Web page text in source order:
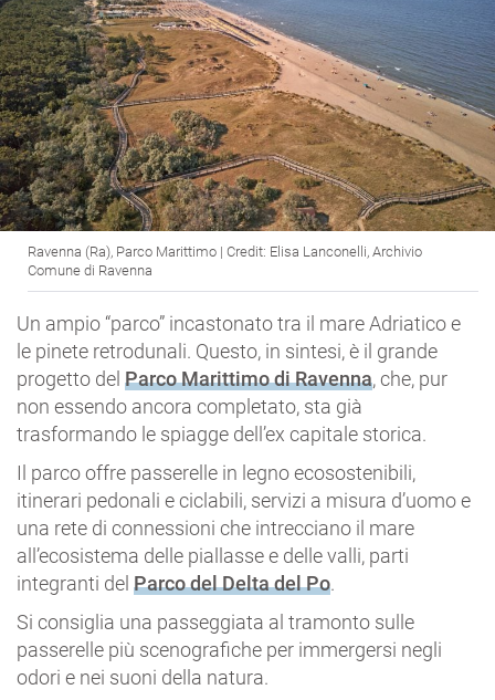
Ravenna (Ra), Parco Marittimo | Credit: Elisa Lanconelli, Archivio
Comune di Ravenna
Un ampio “parco” incastonato tra il mare Adriatico e
le pinete retrodunali. Questo, in sintesi, è il grande
progetto del Parco Marittimo di Ravenna, che, pur
non essendo ancora completato, sta già
trasformando le spiagge dell’ex capitale storica.
Il parco offre passerelle in legno ecosostenibili,
itinerari pedonali e ciclabili, servizi a misura d’uomo e
una rete di connessioni che intrecciano il mare
all’ecosistema delle piallasse e delle valli, parti
integranti del Parco del Delta del Po.
Si consiglia una passeggiata al tramonto sulle
passerelle più scenografiche per immergersi negli
odori e nei suoni della natura.